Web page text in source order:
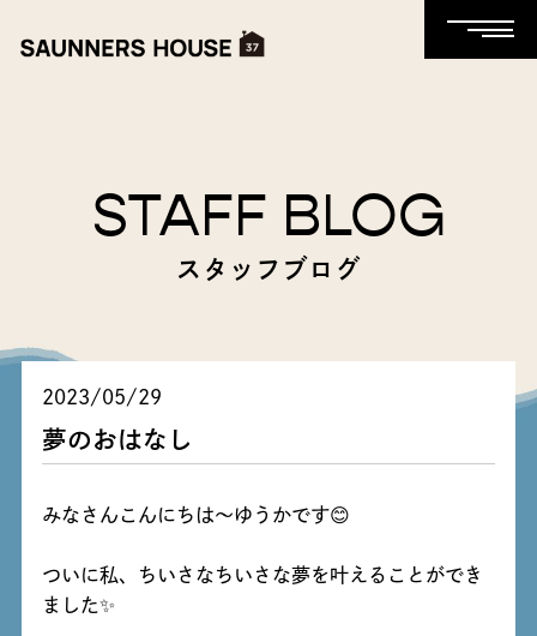
STAFF BLOG
スタッフブログ
2023/05/29
夢のおはなし
みなさんこんにちは～ゆうかです😊
ついに私、ちいさなちいさな夢を叶えることができ
ました✨